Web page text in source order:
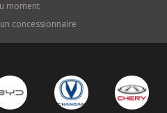
moment
concessionnaire